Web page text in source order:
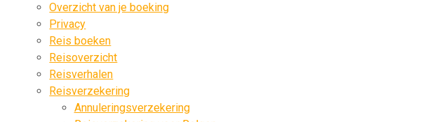
Overzicht van je boeking
Privacy
Reis boeken
Reisoverzicht
Reisverhalen
Reisverzekering
Annuleringsverzekering